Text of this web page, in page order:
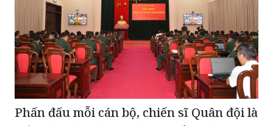
Phấn đấu mỗi cán bộ, chiến sĩ Quân đội là
một Báo cáo viên, tuyên truyền viên
pháp luật